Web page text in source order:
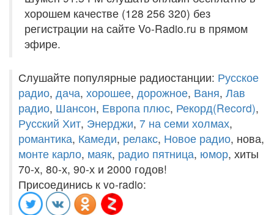
хорошем качестве (128 256 320) без
регистрации на сайте Vo-Radio.ru в прямом
эфире.
Слушайте популярные радиостанции: Русское
радио, дача, хорошее, дорожное, Ваня, Лав
радио, Шансон, Европа плюс, Рекорд(Record),
Русский Хит, Энерджи, 7 на семи холмах,
романтика, Камеди, релакс, Новое радио, нова,
монте карло, маяк, радио пятница, юмор, хиты
70-х, 80-х, 90-х и 2000 годов!
Присоединись к vo-radio: